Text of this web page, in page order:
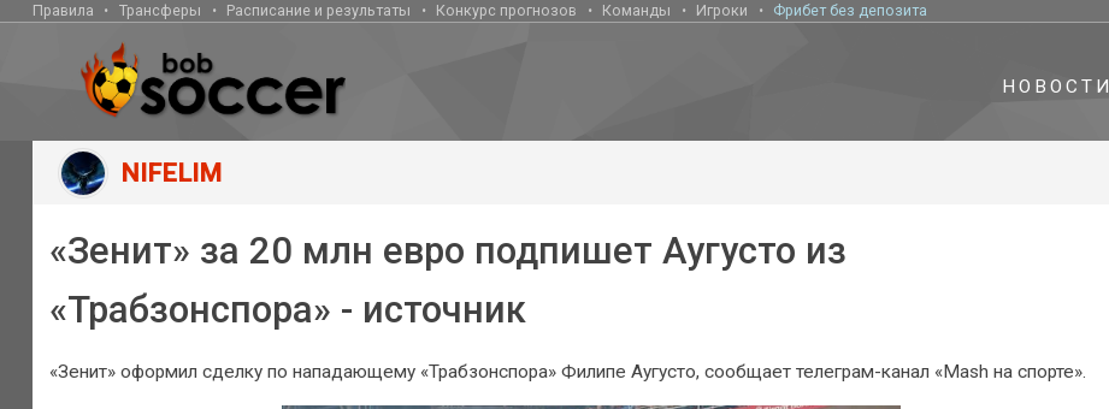
Правила Трансферы Расписание и результаты Конкурс прогнозов Команды Игроки Фрибет без депозита
НОВОСТИ
NIFELIM
«Зенит» за 20 млн евро подпишет Аугусто из
«Трабзонспора» - источник
«Зенит» оформил сделку по нападающему «Трабзонспора» Филипе Аугусто, сообщает телеграм-канал «Mash на спорте».